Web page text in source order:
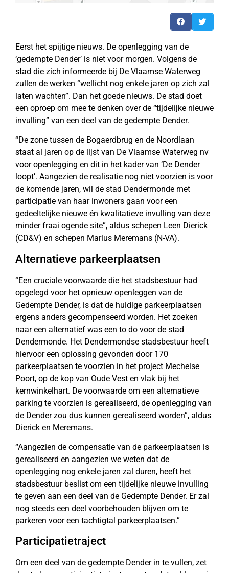
Eerst het spijtige nieuws. De openlegging van de
‘gedempte Dender’ is niet voor morgen. Volgens de
stad die zich informeerde bij De Vlaamse Waterweg
zullen de werken “wellicht nog enkele jaren op zich zal
laten wachten”. Dan het goede nieuws. De stad doet
een oproep om mee te denken over de “tijdelijke nieuwe
invulling” van een deel van de gedempte Dender.
“De zone tussen de Bogaerdbrug en de Noordlaan
staat al jaren op de lijst van De Vlaamse Waterweg nv
voor openlegging en dit in het kader van ‘De Dender
loopt’. Aangezien de realisatie nog niet voorzien is voor
de komende jaren, wil de stad Dendermonde met
participatie van haar inwoners gaan voor een
gedeeltelijke nieuwe én kwalitatieve invulling van deze
minder fraai ogende site”, aldus schepen Leen Dierick
(CD&V) en schepen Marius Meremans (N-VA).
Alternatieve parkeerplaatsen
“Een cruciale voorwaarde die het stadsbestuur had
opgelegd voor het opnieuw openleggen van de
Gedempte Dender, is dat de huidige parkeerplaatsen
ergens anders gecompenseerd worden. Het zoeken
naar een alternatief was een to do voor de stad
Dendermonde. Het Dendermondse stadsbestuur heeft
hiervoor een oplossing gevonden door 170
parkeerplaatsen te voorzien in het project Mechelse
Poort, op de kop van Oude Vest en vlak bij het
kernwinkelhart. De voorwaarde om een alternatieve
parking te voorzien is gerealiseerd, de openlegging van
de Dender zou dus kunnen gerealiseerd worden”, aldus
Dierick en Meremans.
“Aangezien de compensatie van de parkeerplaatsen is
gerealiseerd en aangezien we weten dat de
openlegging nog enkele jaren zal duren, heeft het
stadsbestuur beslist om een tijdelijke nieuwe invulling
te geven aan een deel van de Gedempte Dender. Er zal
nog steeds een deel voorbehouden blijven om te
parkeren voor een tachtigtal parkeerplaatsen.”
Participatietraject
Om een deel van de gedempte Dender in te vullen, zet